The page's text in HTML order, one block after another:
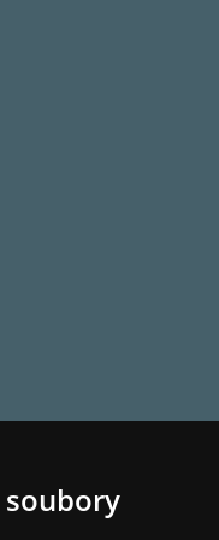
soubory